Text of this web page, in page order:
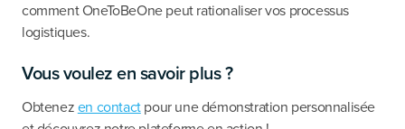
comment OneToBeOne peut rationaliser vos processus
logistiques.
Vous voulez en savoir plus ?
Obtenez en contactpour une démonstration personnalisée